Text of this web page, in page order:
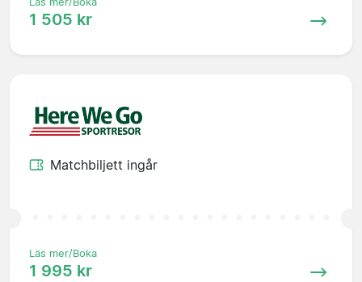
1 505 kr
Matchbiljett ingår
Läs mer/Boka
1 995 kr